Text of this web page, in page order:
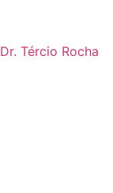
Tércio Rocha